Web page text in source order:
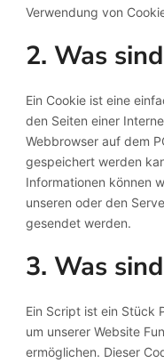
Verwendung von
2. Was
Ein Cookie ist eine
den Seiten einer
Webbrowser auf dem
gespeichert werden
Informationen können
unseren oder den
gesendet werden.
3. Was
Ein Script ist ein Stück
um unserer Website
ermöglichen. Dieser